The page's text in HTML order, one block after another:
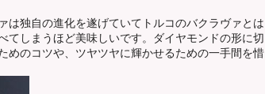
は独自の進化を遂げていてトルコのバクラヴァとは
てしまうほど美味しいです。ダイヤモンドの形に切
めのコツや、ツヤツヤに輝かせるための一手間を惜